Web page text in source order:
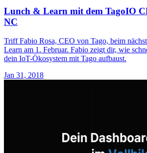
Lunch & Learn mit dem TagoIO
NC
Triff Fabio Rosa, CEO von Tago, beim
Learn am 1. Februar. Fabio zeigt dir, wie
dein IoT-Ökosystem mit Tago aufbaust.
Jan 31, 2018